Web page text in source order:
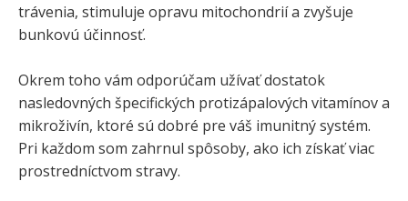
trávenia, stimuluje opravu mitochondrií a zvyšuje
bunkovú účinnosť.
Okrem toho vám odporúčam užívať dostatok
nasledovných špecifických protizápalových vitamínov a
mikroživín, ktoré sú dobré pre váš imunitný systém.
Pri každom som zahrnul spôsoby, ako ich získať viac
prostredníctvom stravy.